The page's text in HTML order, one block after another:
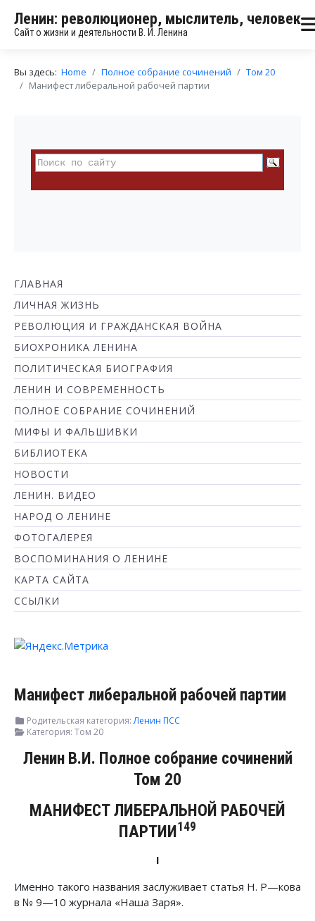
Ленин: революционер, мыслитель, человек
Сайт о жизни и деятельности В. И. Ленина
Вы здесь: Home Полное собрание сочинений
Том 20
Манифест либеральной рабочей партии
ГЛАВНАЯ
ЛИЧНАЯ ЖИЗНЬ
РЕВОЛЮЦИЯ И ГРАЖДАНСКАЯ ВОЙНА
БИОХРОНИКА ЛЕНИНА
ПОЛИТИЧЕСКАЯ БИОГРАФИЯ
ЛЕНИН И СОВРЕМЕННОСТЬ
ПОЛНОЕ СОБРАНИЕ СОЧИНЕНИЙ
МИФЫ И ФАЛЬШИВКИ
БИБЛИОТЕКА
НОВОСТИ
ЛЕНИН. ВИДЕО
НАРОД О ЛЕНИНЕ
ФОТОГАЛЕРЕЯ
ВОСПОМИНАНИЯ О ЛЕНИНЕ
КАРТА САЙТА
ССЫЛКИ
Манифест либеральной рабочей партии
Родительская категория:Ленин ПСС
Категория: Том 20
Ленин В.И. Полное собрание сочинений
Том 20
МАНИФЕСТ ЛИБЕРАЛЬНОЙ РАБОЧЕЙ
ПАРТИИ149
I
Именно такого названия заслуживает статья Η. Ρ—кова
в № 9—10 журнала «Наша Заря».